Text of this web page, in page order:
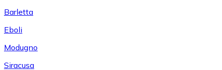
Barletta
Eboli
Modugno
Siracusa